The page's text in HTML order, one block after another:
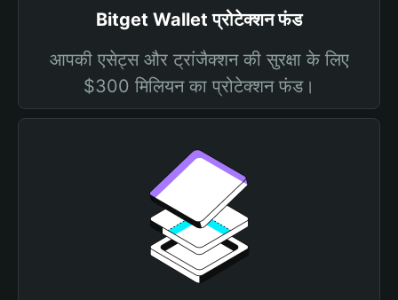
Bitget Wallet प्रोटेक्शन फंड
आपकी एसेट्स और ट्रांजैक्शन की सुरक्षा के लिए
$300 मिलियन का प्रोटेक्शन फंड।